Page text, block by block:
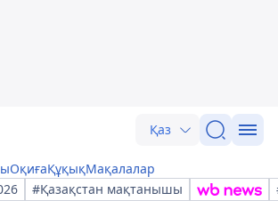
Қаз
ОқиғаҚұқықМақалалар
#Қазақстан мақтанышы